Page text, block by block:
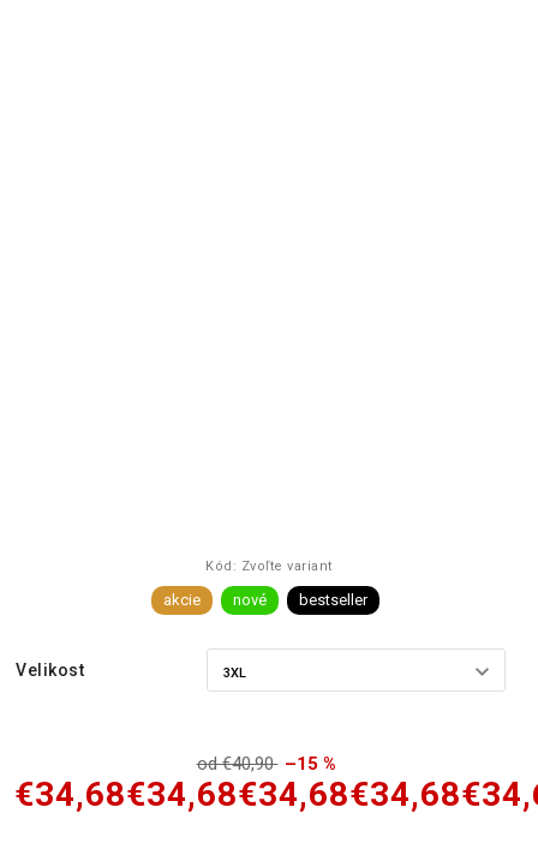
Kód: Zvoľte variant
akcie nové bestseller
Velikost
od €40,90 –15 %
€34,68€34,68€34,68€34,68